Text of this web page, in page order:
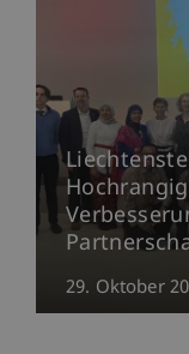
29. Oktober